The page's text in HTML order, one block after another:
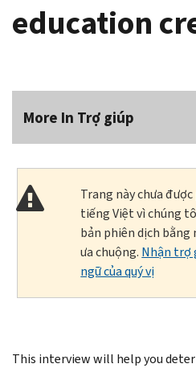
education
More In Trợ giúp
Trang này chưa
tiếng Việt vì chúng
bản phiên dịch bằng
ưa chuộng. Nhận trợ
ngữ của quý vị
This interview will help you